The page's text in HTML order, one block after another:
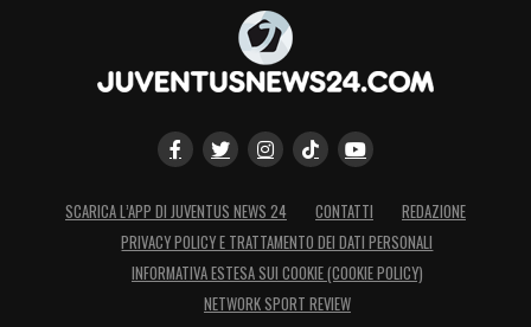
SCARICA L’APP DI JUVENTUS NEWS 24 CONTATTI
REDAZIONE
PRIVACY POLICY E TRATTAMENTO DEI DATI PERSONALI
INFORMATIVA ESTESA SUI COOKIE (COOKIE POLICY)
NETWORK SPORT REVIEW